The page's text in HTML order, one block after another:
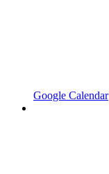
Google Calendar